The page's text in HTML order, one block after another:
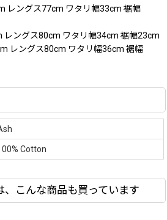
レングス77cm ワタリ幅33cm 裾幅
レングス80cm ワタリ幅34cm 裾幅23cm
レングス80cm ワタリ幅36cm 裾幅
Cotton
、こんな商品も買っています